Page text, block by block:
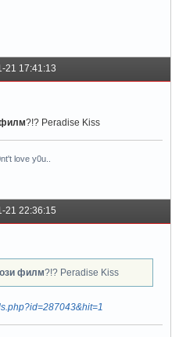
21 17:41:13
филм?!? Peradise Kiss
love y0u..
21 22:36:15
филм?!? Peradise Kiss